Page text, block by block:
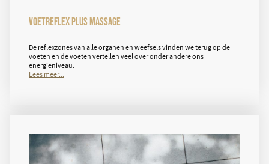
Voetreflex plus massage
De reflexzones van alle organen en weefsels vinden we terug op de
voeten en de voeten vertellen veel over onder andere ons
energieniveau.
Lees meer...